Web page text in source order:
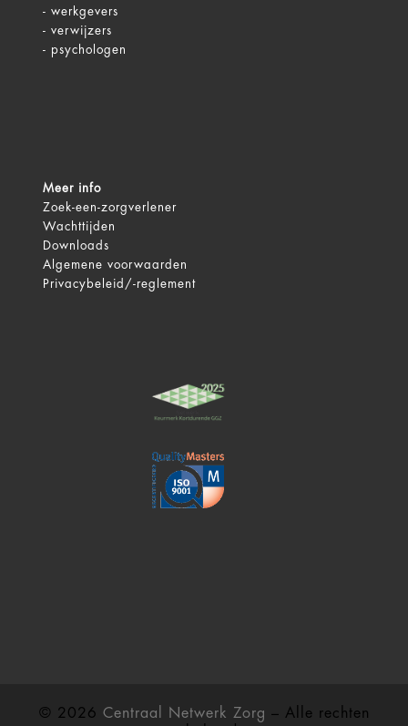
- werkgevers
- verwijzers
- psychologen
Meer info
Zoek-een-zorgverlener
Wachttijden
Downloads
Algemene voorwaarden
Privacybeleid/-reglement
© 2026 Centraal Netwerk Zorg – Alle rechten